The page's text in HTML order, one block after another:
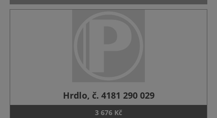
Hrdlo, č. 4181 290 029
3 676 Kč